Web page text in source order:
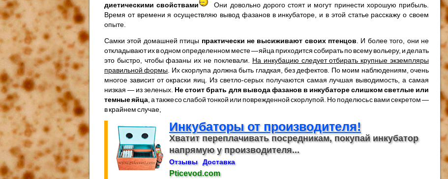
диетическими свойствами
Они довольно дорого стоят и могут принести хорошую прибыль.
Время от времени я осуществляю вывод фазанов в инкубаторе, и в этой статье расскажу о своем
опыте.
Самки этой домашней птицы практически не высиживают своих птенцов . И более того, они не
откладывают их в одном определенном месте — яйца приходится собирать по всему вольеру, и делать
это быстро, чтобы фазаны их не поклевали. На инкубацию следует отбирать крупные экземпляры
правильной формы . Их скорлупа должна быть гладкая, без дефектов. По моим наблюдениям, очень
многое зависит от окраски яиц. Из светло-серых получаются самая лучшая выводимость, а самая
низкая — из зеленых. Не стоит брать для вывода фазанов в инкубаторе слишком светлые или
темные яйца, а также со слабой тонкой или поврежденной скорлупой. Но поделюсь с вами секретом —
в крайнем случае,
Инкубаторы от производителя!
Хватит переплачивать посредникам, покупай инкубатор
напрямую у производителя...
Отзывы Доставка
Pticevod.com